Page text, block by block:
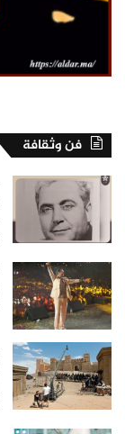
فن وثقافة